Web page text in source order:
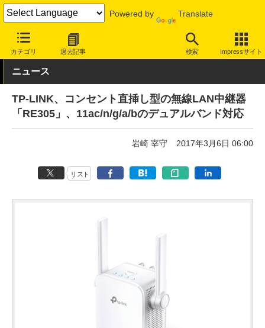
Powered by Translate
カテゴリ 過去記事 検索 Impressサイト
INTERNET Watch ハードウェア 無線LAN
ニュース
TP-LINK、コンセント直挿し型の無線LAN中継器
「RE305」、11ac/n/g/a/bのデュアルバンド対応
岩崎 宰守 2017年3月6日 06:00
リスト